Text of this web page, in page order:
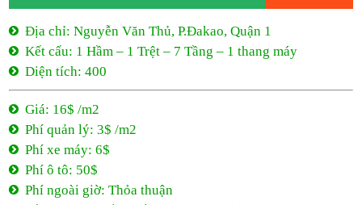
Phí ô tô: 50$
Phí ngoài giờ: Thỏa thuận
Tiền điện: Có đồng hồ riêng. Theo giá nhà nước
Đặt cọc: 3 tháng
Thanh toán: Theo tháng
Thời gian thuê: Từ 2 năm